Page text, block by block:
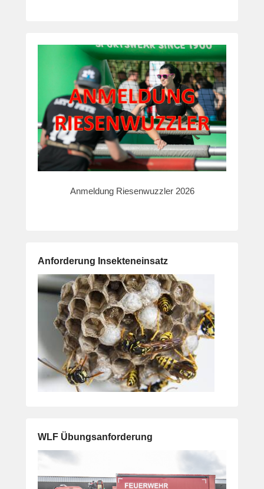
Anmeldung Riesenwuzzler 2026
Anforderung Insekteneinsatz
WLF Übungsanforderung